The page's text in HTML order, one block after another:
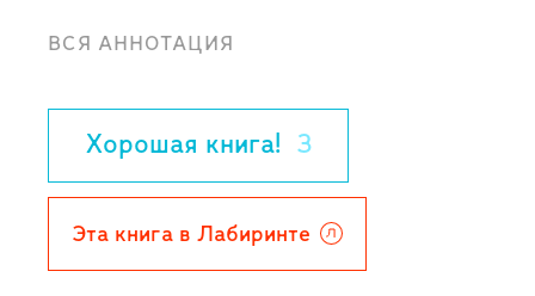
телефону. Ну, а что же Джим и Лукас?
как за один день успеть совершить
восхождение на большую гору,
добиться аудиенции у короля и
придумать новое путешествие!
Для детей до 3-х лет.
ВСЯ АННОТАЦИЯ
Хорошая книга! 3
Эта книга в Лабиринте